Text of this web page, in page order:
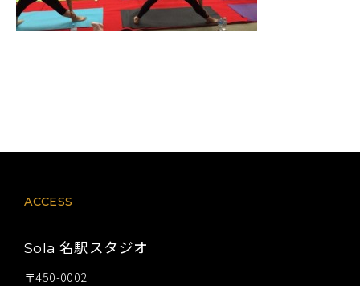
ACCESS
Sola 名駅スタジオ
〒450-0002